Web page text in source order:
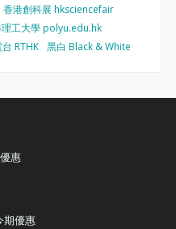
香港創科展 hksciencefair
工大學 polyu.edu.hk
RTHK 黑白 Black & White
惠
期優惠